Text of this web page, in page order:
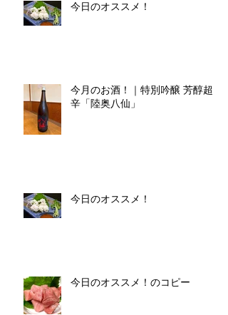
今日のオススメ！
今月のお酒！｜特別吟醸 芳醇超
辛「陸奥八仙」
今日のオススメ！
今日のオススメ！のコピー